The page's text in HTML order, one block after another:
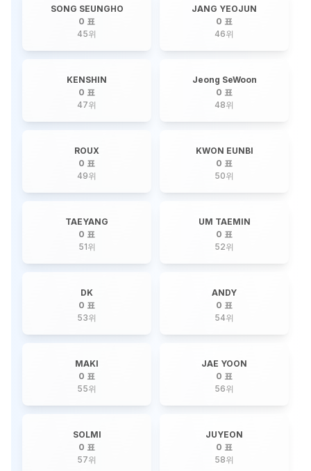
SONG SEUNGHO
0 표
45위
JANG YEOJUN
0 표
46위
KENSHIN
0 표
47위
Jeong SeWoon
0 표
48위
ROUX
0 표
49위
KWON EUNBI
0 표
50위
TAEYANG
0 표
51위
UM TAEMIN
0 표
52위
DK
0 표
53위
ANDY
0 표
54위
MAKI
0 표
55위
JAE YOON
0 표
56위
SOLMI
0 표
57위
JUYEON
0 표
58위